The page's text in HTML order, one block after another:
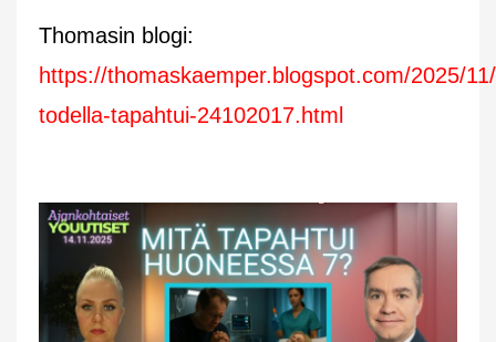
Thomasin blogi:
https://thomaskaemper.blogspot.com/2025/
todella-tapahtui-24102017.html